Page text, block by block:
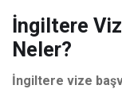
İngiltere
Neler?
İngiltere vize